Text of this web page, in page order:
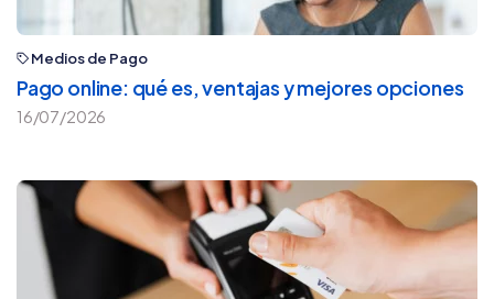
Medios de Pago
Pago online: qué es, ventajas y mejores opciones
16/07/2026